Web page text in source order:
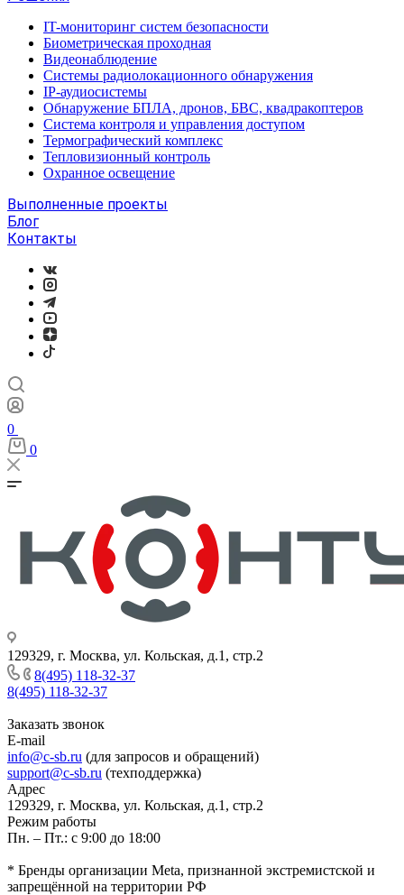
IT-мониторинг систем безопасности
Биометрическая проходная
Видеонаблюдение
Системы радиолокационного обнаружения
IP-аудиосистемы
Обнаружение БПЛА, дронов, БВС, квадракоптеров
Система контроля и управления доступом
Термографический комплекс
Тепловизионный контроль
Охранное освещение
Выполненные проекты
Блог
Контакты
0
0
129329, г. Москва, ул. Кольская, д.1, стр.2
8(495) 118-32-37
8(495) 118-32-37
Заказать звонок
E-mail
info@c-sb.ru (для запросов и обращений)
support@c-sb.ru (техподдержка)
Адрес
129329, г. Москва, ул. Кольская, д.1, стр.2
Режим работы
Пн. – Пт.: с 9:00 до 18:00
* Бренды организации Meta, признанной экстремистской и
запрещённой на территории РФ